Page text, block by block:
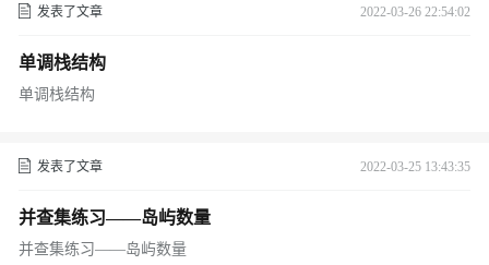
发表了文章 2022-03-26 22:54:02
单调栈结构
单调栈结构
发表了文章 2022-03-25 13:43:35
并查集练习——岛屿数量
并查集练习——岛屿数量